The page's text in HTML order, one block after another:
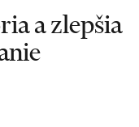
a zlepšia